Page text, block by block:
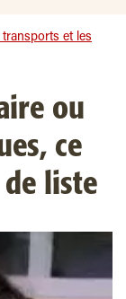
et les
ou
ce
liste